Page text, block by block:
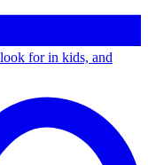
for in kids, and